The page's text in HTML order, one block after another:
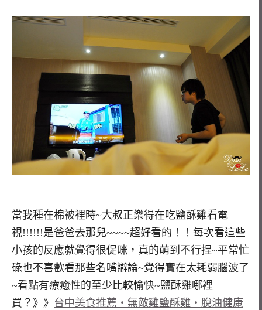
當我種在棉被裡時~大叔正樂得在吃鹽酥雞看電
視!!!!!!是爸爸去那兒~~~~超好看的！！每次看這些
小孩的反應就覺得很促咪，真的萌到不行捏~平常忙
碌也不喜歡看那些名嘴辯論~覺得實在太耗弱腦波了
~看點有療癒性的至少比較愉快~鹽酥雞哪裡
買？》》 台中美食推薦‧無敵雞鹽酥雞‧脫油健康